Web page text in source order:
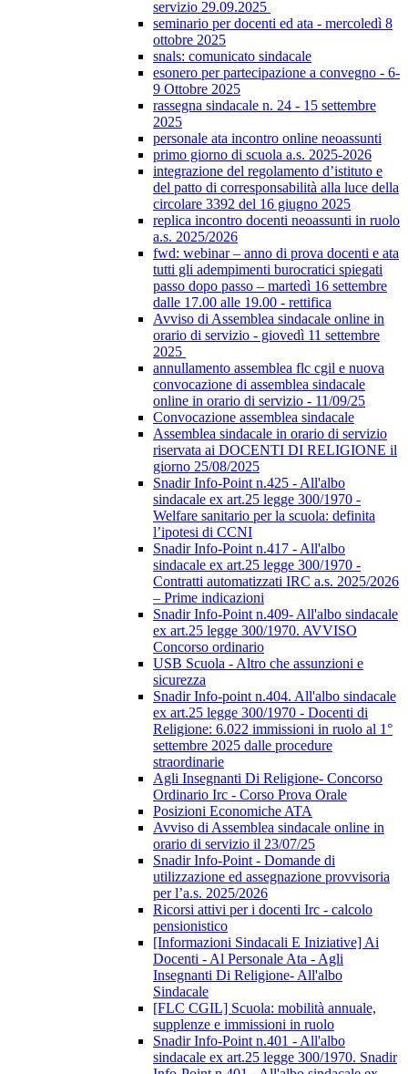
servizio 29.09.2025
seminario per docenti ed ata - mercoledì 8
ottobre 2025
snals: comunicato sindacale
esonero per partecipazione a convegno - 6-
9 Ottobre 2025
rassegna sindacale n. 24 - 15 settembre
2025
personale ata incontro online neoassunti
primo giorno di scuola a.s. 2025-2026
integrazione del regolamento d’istituto e
del patto di corresponsabilità alla luce della
circolare 3392 del 16 giugno 2025
replica incontro docenti neoassunti in ruolo
a.s. 2025/2026
fwd: webinar – anno di prova docenti e ata
tutti gli adempimenti burocratici spiegati
passo dopo passo – martedì 16 settembre
dalle 17.00 alle 19.00 - rettifica
Avviso di Assemblea sindacale online in
orario di servizio - giovedì 11 settembre
2025
annullamento assemblea flc cgil e nuova
convocazione di assemblea sindacale
online in orario di servizio - 11/09/25
Convocazione assemblea sindacale
Assemblea sindacale in orario di servizio
riservata ai DOCENTI DI RELIGIONE il
giorno 25/08/2025
Snadir Info-Point n.425 - All'albo
sindacale ex art.25 legge 300/1970 -
Welfare sanitario per la scuola: definita
l’ipotesi di CCNI
Snadir Info-Point n.417 - All'albo
sindacale ex art.25 legge 300/1970 -
Contratti automatizzati IRC a.s. 2025/2026
– Prime indicazioni
Snadir Info-Point n.409- All'albo sindacale
ex art.25 legge 300/1970. AVVISO
Concorso ordinario
USB Scuola - Altro che assunzioni e
sicurezza
Snadir Info-point n.404. All'albo sindacale
ex art.25 legge 300/1970 - Docenti di
Religione: 6.022 immissioni in ruolo al 1°
settembre 2025 dalle procedure
straordinarie
Agli Insegnanti Di Religione- Concorso
Ordinario Irc - Corso Prova Orale
Posizioni Economiche ATA
Avviso di Assemblea sindacale online in
orario di servizio il 23/07/25
Snadir Info-Point - Domande di
utilizzazione ed assegnazione provvisoria
per l’a.s. 2025/2026
Ricorsi attivi per i docenti Irc - calcolo
pensionistico
[Informazioni Sindacali E Iniziative] Ai
Docenti - Al Personale Ata - Agli
Insegnanti Di Religione- All'albo
Sindacale
[FLC CGIL] Scuola: mobilità annuale,
supplenze e immissioni in ruolo
Snadir Info-Point n.401 - All'albo
sindacale ex art.25 legge 300/1970. Snadir